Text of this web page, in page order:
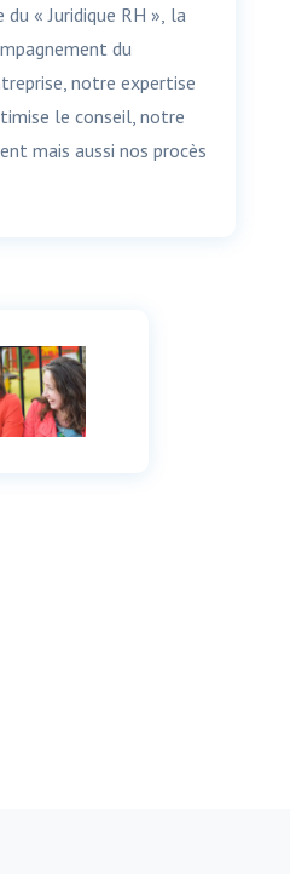
« Juridique RH », la
du
notre expertise
le conseil, notre
mais aussi nos procès